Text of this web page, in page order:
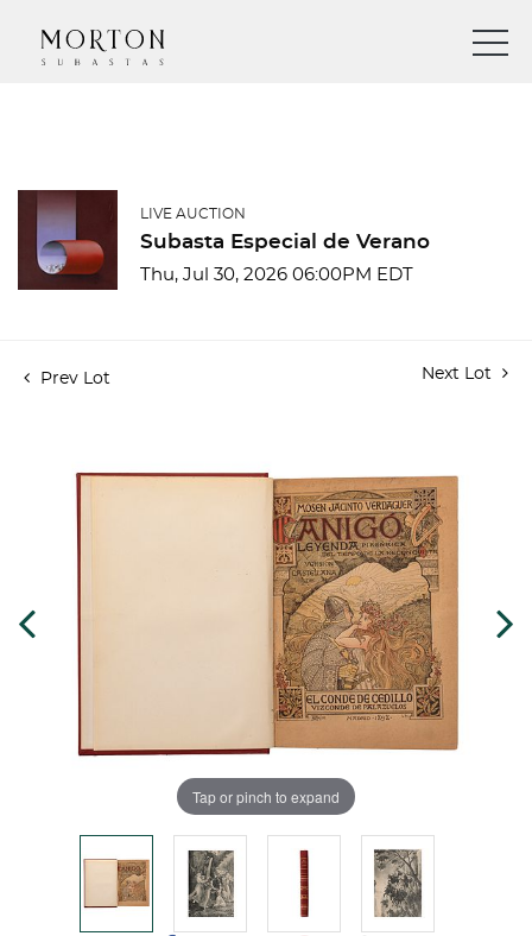
LIVE AUCTION
Subasta Especial de Verano
Thu, Jul 30, 2026 06:00PM EDT
Prev Lot Next Lot
Tap or pinch to expand